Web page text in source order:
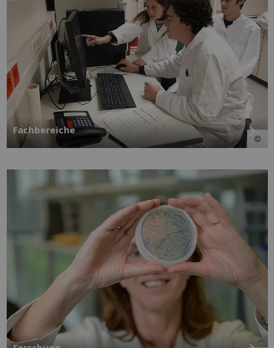
Fachbereiche